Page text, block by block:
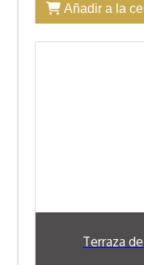
Añadir a la
Terraza